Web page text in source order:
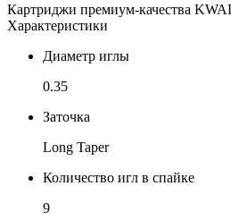
Картриджи премиум-качества
Характеристики
Диаметр иглы
0.35
Заточка
Long Taper
Количество игл в спайке
9